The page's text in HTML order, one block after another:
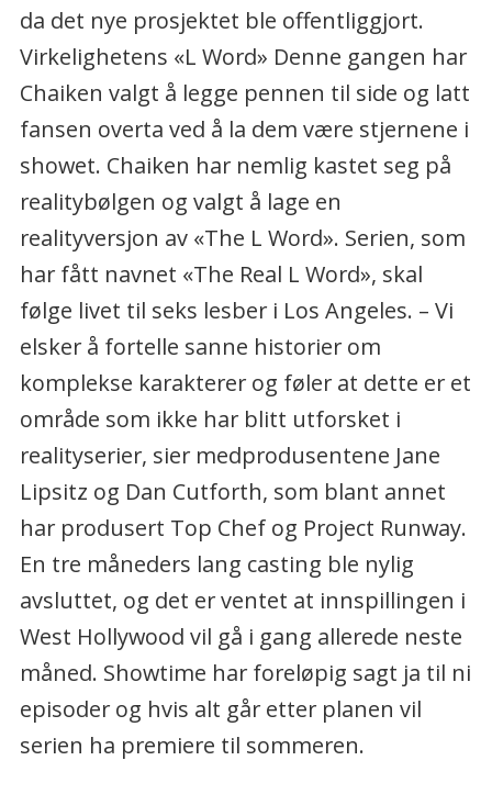
da det nye prosjektet ble offentliggjort.
Virkelighetens «L Word» Denne gangen har
Chaiken valgt å legge pennen til side og latt
fansen overta ved å la dem være stjernene i
showet. Chaiken har nemlig kastet seg på
realitybølgen og valgt å lage en
realityversjon av «The L Word». Serien, som
har fått navnet «The Real L Word», skal
følge livet til seks lesber i Los Angeles. – Vi
elsker å fortelle sanne historier om
komplekse karakterer og føler at dette er et
område som ikke har blitt utforsket i
realityserier, sier medprodusentene Jane
Lipsitz og Dan Cutforth, som blant annet
har produsert Top Chef og Project Runway.
En tre måneders lang casting ble nylig
avsluttet, og det er ventet at innspillingen i
West Hollywood vil gå i gang allerede neste
måned. Showtime har foreløpig sagt ja til ni
episoder og hvis alt går etter planen vil
serien ha premiere til sommeren.